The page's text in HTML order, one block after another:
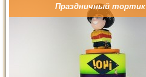
Праздничный тортик